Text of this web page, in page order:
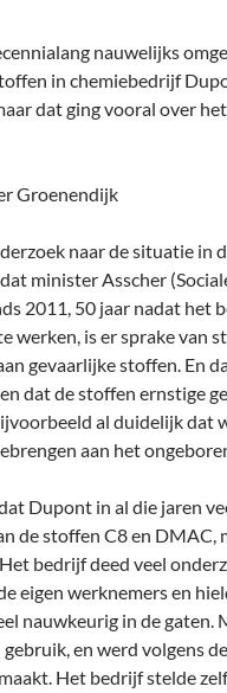
nauwelijks
in chemiebedrijf
dat ging vooral over
Groenendijk
naar de situatie in
minister Asscher
2011, 50 jaar nadat het
werken, is er sprake van
gevaarlijke stoffen. En
dat de stoffen ernstige
al duidelijk dat
aan het
Dupont in al die jaren
de stoffen C8 en DMAC,
bedrijf deed veel
eigen werknemers en
nauwkeurig in de gaten.
en werd volgens
Het bedrijf stelde